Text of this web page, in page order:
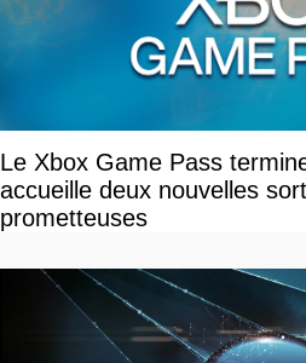
Le Xbox Game Pass
accueille deux nouvelles
prometteuses